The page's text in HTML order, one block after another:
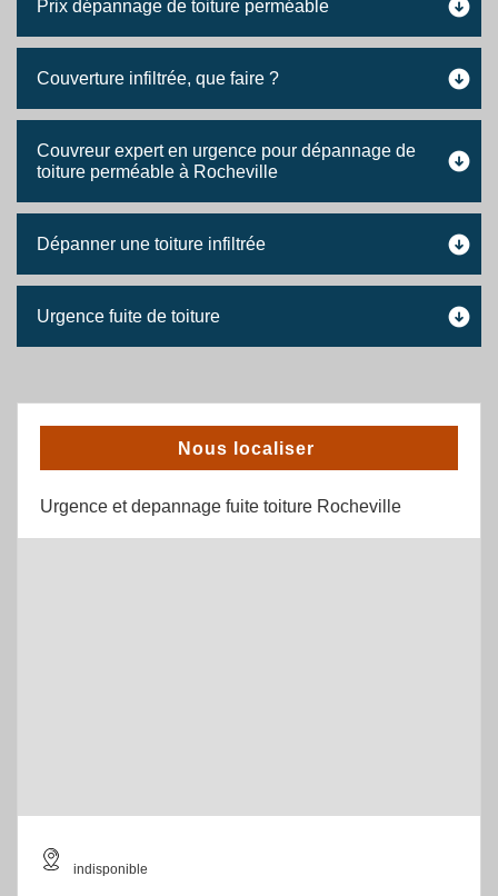
Prix dépannage de toiture perméable
Couverture infiltrée, que faire ?
Couvreur expert en urgence pour dépannage de
toiture perméable à Rocheville
Dépanner une toiture infiltrée
Urgence fuite de toiture
Nous localiser
Urgence et depannage fuite toiture Rocheville
indisponible